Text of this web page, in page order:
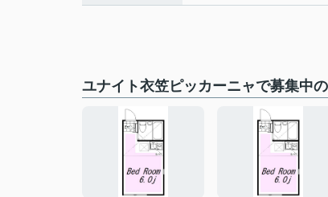
ユナイト衣笠ピッカーニャで募集中